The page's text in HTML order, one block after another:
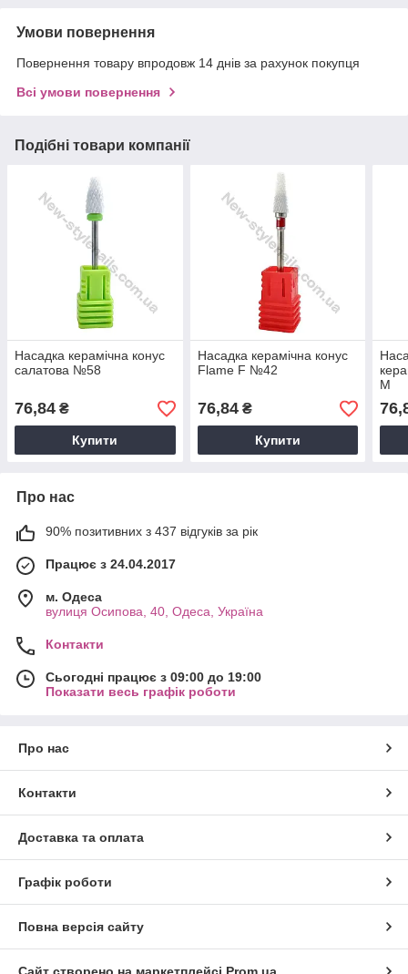
Умови повернення
Повернення товару впродовж 14 днів за рахунок покупця
Всі умови повернення
Подібні товари компанії
Насадка керамічна конус
салатова №58
76,84 ₴
Купити
Насадка керамічна конус
Flame F №42
76,84₴
Купити
M
Про нас
90% позитивних з 437 відгуків за рік
Працює з 24.04.2017
м. Одеса
вулиця Осипова, 40, Одеса, Україна
Контакти
Сьогодні працює з 09:00 до 19:00
Показати весь графік роботи
Про нас
Контакти
Доставка та оплата
Графік роботи
Повна версія сайту